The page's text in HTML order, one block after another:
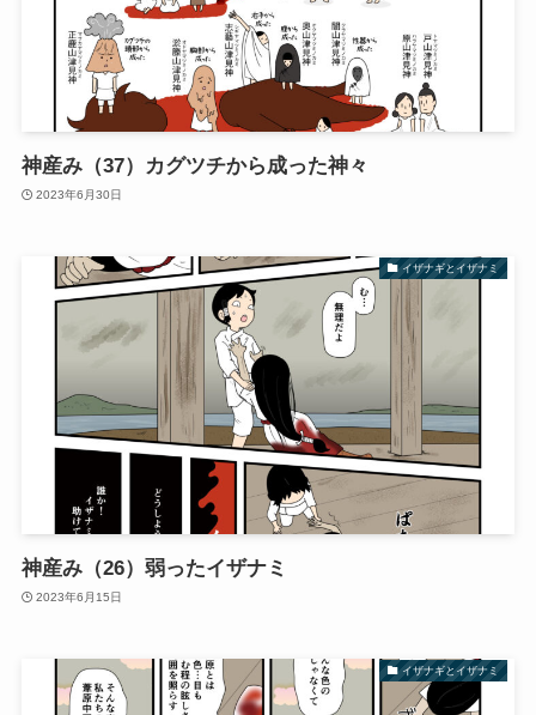
神産み（37）カグツチから成った神々
2023年6月30日
イザナギとイザナミ
神産み（26）弱ったイザナミ
2023年6月15日
イザナギとイザナミ